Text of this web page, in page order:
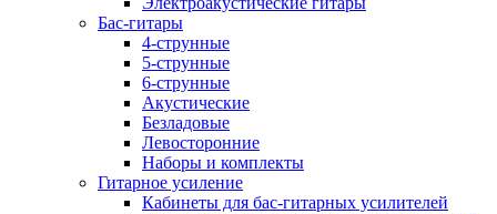
Бас-гитары
4-струнные
5-струнные
6-струнные
Акустические
Безладовые
Левосторонние
Наборы и комплекты
Гитарное усиление
Кабинеты для бас-гитарных усилителей